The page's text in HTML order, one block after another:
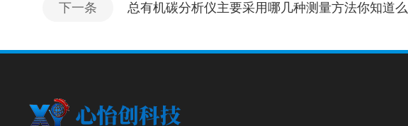
下一条 总有机碳分析仪主要采用哪几种测量方法你知道么